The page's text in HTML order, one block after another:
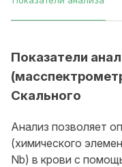
Показатели
Скального
Анализ позволяет
(химического
Nb) в крови с